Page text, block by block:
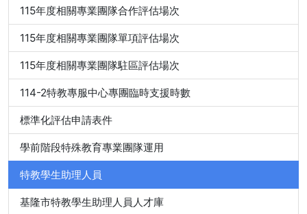
115年度相關專業團隊合作評估場次
115年度相關專業團隊單項評估場次
115年度相關專業團隊駐區評估場次
114-2特教專服中心專團臨時支援時數
標準化評估申請表件
學前階段特殊教育專業團隊運用
特教學生助理人員
基隆市特教學生助理人員人才庫